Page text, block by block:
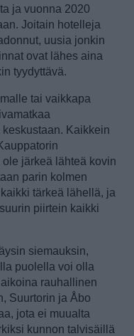
ja vuonna 2020
Joitain hotelleja
uusia jonkin
ovat lähes aina
tyydyttävä.
tai vaikkapa
Kaikkein
järkeä lähteä kovin
parin kolmen
tärkeä lähellä, ja
piirtein kaikki
siemauksin,
puolella voi olla
rauhallinen
Suurtorin ja Åbo
jota ei muualta
kunnon talvisäillä